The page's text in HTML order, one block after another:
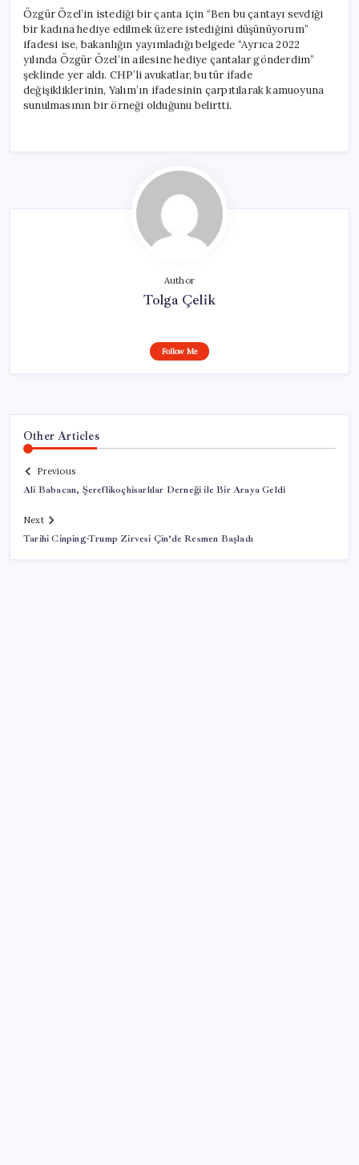
Özgür Özel’in istediği bir çanta için “Ben bu çantayı sevdiği
bir kadına hediye edilmek üzere istediğini düşünüyorum”
ifadesi ise, bakanlığın yayımladığı belgede “Ayrıca 2022
yılında Özgür Özel’in ailesine hediye çantalar gönderdim”
şeklinde yer aldı. CHP’li avukatlar, bu tür ifade
değişikliklerinin, Yalım’ın ifadesinin çarpıtılarak kamuoyuna
sunulmasının bir örneği olduğunu belirtti.
Author
Tolga Çelik
Follow Me
Other Articles
Previous
Ali Babacan, Şereflikoçhisarlılar Derneği ile Bir Araya Geldi
Next
Tarihi Cinping-Trump Zirvesi Çin’de Resmen Başladı